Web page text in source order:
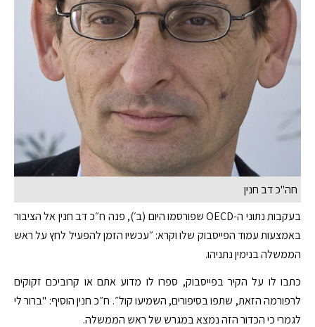
חה"כ דב חנין
בעקבות נתוני ה-OECD שפורסמו היום (ב׳), פנה ח״כ דב חנין אל הציבור
באמצעות עמוד הפייסבוק שלו וקרא: ״עכשיו הזמן להפעיל לחץ על ראש
הממשלה בנימין נתניהו.
כתבו לו על הקיר בפייסבוק, ספרו לו מדוע אתם או קרוביכם זקוקים
לרפורמה הזאת, שתפו בסיפורים, השמיעו קול״. ח״כ חנין הוסיף: "ברור לי
לגמרי כי הכדור הזה נמצא במגרש של ראש הממשלה.